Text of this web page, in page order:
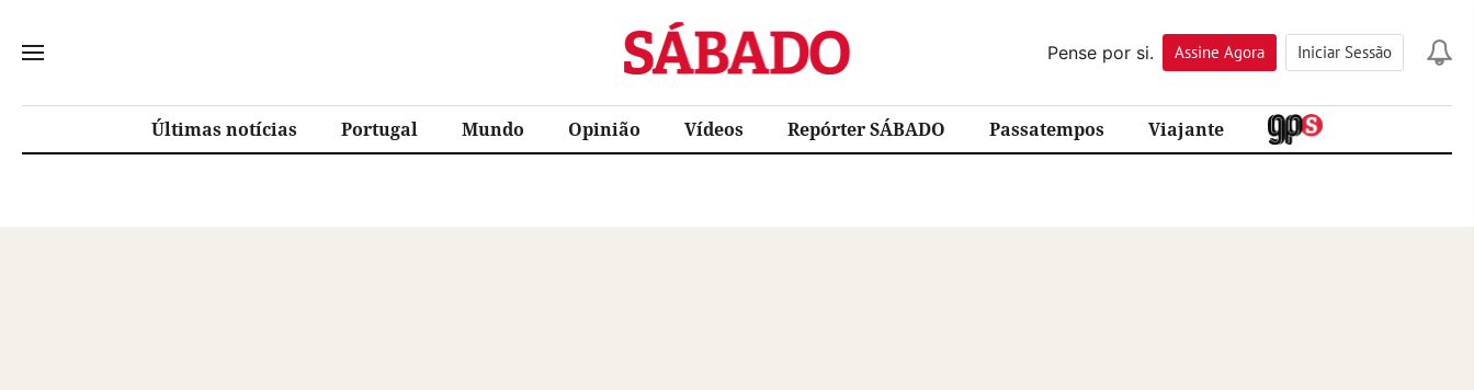
Sábado
Pense por si.
Assine Agora Iniciar Sessão
Últimas notícias Portugal Mundo Opinião Vídeos Repórter SÁBADO Passatempos Viajante